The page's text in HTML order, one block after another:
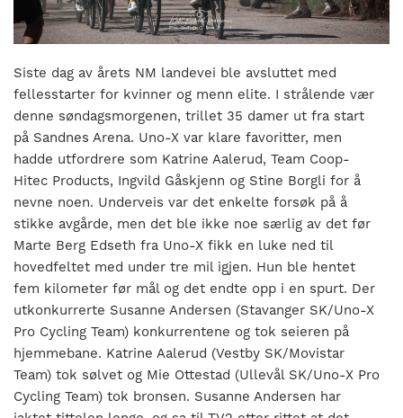
til
bli
en
folkesport.
Siste dag av årets NM landevei ble avsluttet med
fellesstarter for kvinner og menn elite. I strålende vær
denne søndagsmorgenen, trillet 35 damer ut fra start
på Sandnes Arena. Uno-X var klare favoritter, men
hadde utfordrere som Katrine Aalerud, Team Coop-
Hitec Products, Ingvild Gåskjenn og Stine Borgli for å
nevne noen. Underveis var det enkelte forsøk på å
stikke avgårde, men det ble ikke noe særlig av det før
Marte Berg Edseth fra Uno-X fikk en luke ned til
hovedfeltet med under tre mil igjen. Hun ble hentet
fem kilometer før mål og det endte opp i en spurt. Der
utkonkurrerte Susanne Andersen (Stavanger SK/Uno-X
Pro Cycling Team) konkurrentene og tok seieren på
hjemmebane. Katrine Aalerud (Vestby SK/Movistar
Team) tok sølvet og Mie Ottestad (Ullevål SK/Uno-X Pro
Cycling Team) tok bronsen. Susanne Andersen har